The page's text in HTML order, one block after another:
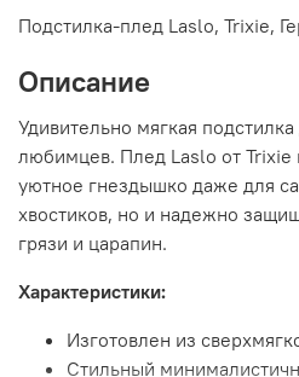
Подстилка-плед Laslo, Trixie,
Описание
Удивительно мягкая
любимцев. Плед Laslo от Trixie
уютное гнездышко даже для
хвостиков, но и надежно
грязи и царапин.
Характеристики:
Изготовлен из
Стильный